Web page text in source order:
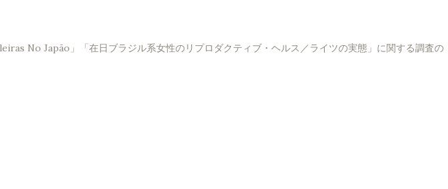
No Japão」「在日ブラジル系女性のリプロダクティブ・ヘルス／ライツの実態」に関する調査の